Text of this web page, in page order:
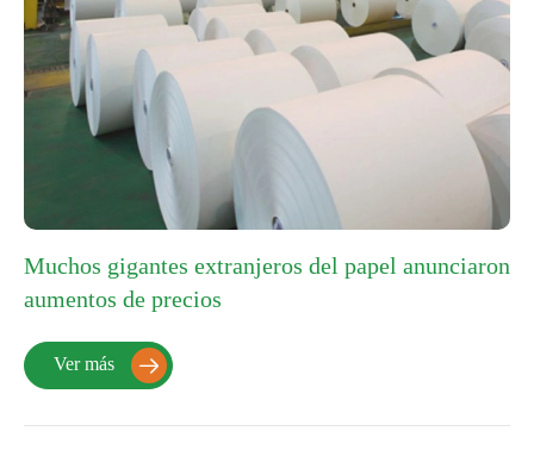
Muchos gigantes extranjeros del papel anunciaron
aumentos de precios
Ver más 